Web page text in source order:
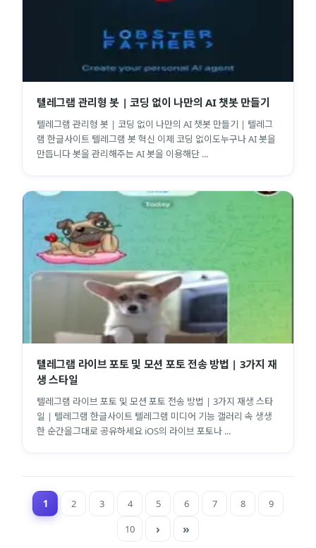
텔레그램 관리형 봇 | 코딩 없이 나만의 AI 챗봇 만들기
텔레그램 관리형 봇 | 코딩 없이 나만의 AI 챗봇 만들기 | 텔레그
램 한글사이트 텔레그램 봇 혁신 이제 코딩 없이도누구나 AI 봇을
만듭니다 봇을 관리해주는 AI 봇을 이용해단 ...
텔레그램 라이브 포토 및 모션 포토 전송 방법 | 3가지 재
생 스타일
텔레그램 라이브 포토 및 모션 포토 전송 방법 | 3가지 재생 스타
일 | 텔레그램 한글사이트 텔레그램 미디어 기능 갤러리 속 생생
한 순간을그대로 공유하세요 iOS의 라이브 포토나 ...
1 2 3 4 5 6 7 8
9
10